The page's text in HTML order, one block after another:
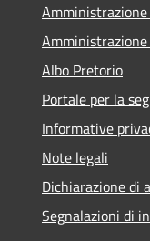
Albo Pretorio
Portale per la
Informative
Note legali
Dichiarazione di
Segnalazioni di